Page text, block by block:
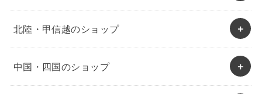
北陸・甲信越のショップ
中国・四国のショップ